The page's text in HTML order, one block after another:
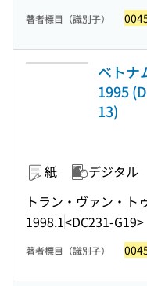
著者標目（識別子）
ベトナ
1995
13)
紙 デジタル
トラン・ヴァン・ト
1998.1<DC231-G19>
著者標目（識別子）